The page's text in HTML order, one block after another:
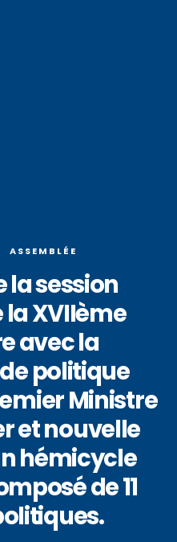
ASSEMBLÉE
la session
XVIIème
avec la
politique
Ministre
et nouvelle
hémicycle
de 11